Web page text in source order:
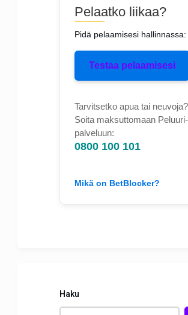
Pelaatko liikaa?
Pidä pelaamisesi hallinnassa:
Testaa pelaamisesi
Tarvitsetko apua tai neuvoja?
Soita maksuttomaan Peluuri-
palveluun:
0800 100 101
Mikä on BetBlocker?
Haku